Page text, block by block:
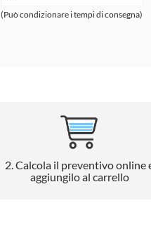
(Può condizionare i tempi di consegna)
2 . Calcola il preventivo online
aggiungilo al carrello